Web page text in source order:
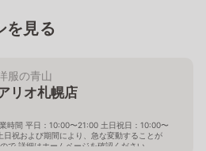
を見る
服の青山
リオ札幌店
時間 平日：10:00〜21:00 土日祝日：10:00〜
日祝および期間により、急な変動することが
で 詳細はホームページを確認ください